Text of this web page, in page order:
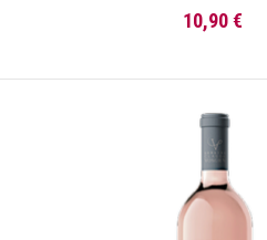
10,90 €